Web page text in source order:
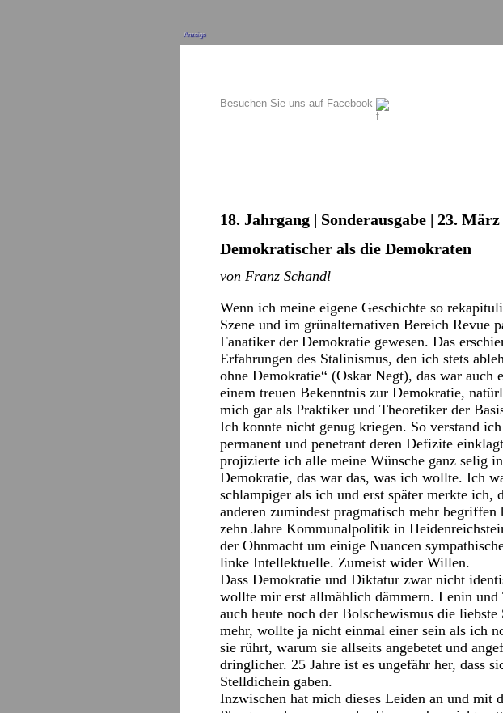
Anzeige
Besuchen Sie uns auf Facebook
18. Jahrgang | Sonderausgabe | 23. März
Demokratischer als die Demokraten
von Franz Schandl
Wenn ich meine eigene Geschichte so
Szene und im grünalternativen Bereich Revue
Fanatiker der Demokratie gewesen. Das
Erfahrungen des Stalinismus, den ich stets
ohne Demokratie“ (Oskar Negt), das war
einem treuen Bekenntnis zur Demokratie,
mich gar als Praktiker und Theoretiker der
Ich konnte nicht genug kriegen. So verstand
permanent und penetrant deren Defizite
projizierte ich alle meine Wünsche ganz selig
Demokratie, das war das, was ich wollte. Ich
schlampiger als ich und erst später merkte
anderen zumindest pragmatisch mehr
zehn Jahre Kommunalpolitik in
der Ohnmacht um einige Nuancen
linke Intellektuelle. Zumeist wider Willen.
Dass Demokratie und Diktatur zwar nicht
wollte mir erst allmählich dämmern. Lenin
auch heute noch der Bolschewismus die
mehr, wollte ja nicht einmal einer sein als ich
sie rührt, warum sie allseits angebetet und
dringlicher. 25 Jahre ist es ungefähr her, dass
Stelldichein gaben.
Inzwischen hat mich dieses Leiden an und mit